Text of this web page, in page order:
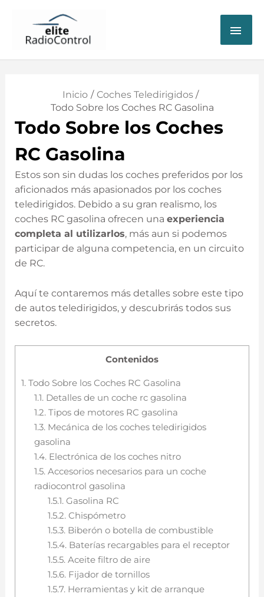
Inicio
Coches Teledirigidos
Todo Sobre los Coches RC Gasolina
Todo Sobre los Coches
RC Gasolina
Estos son sin dudas los coches preferidos por los
aficionados más apasionados por los coches
teledirigidos. Debido a su gran realismo, los
coches RC gasolina ofrecen una experiencia
completa al utilizarlos, más aun si podemos
participar de alguna competencia, en un circuito
de RC.
Aquí te contaremos más detalles sobre este tipo
de autos teledirigidos, y descubrirás todos sus
secretos.
Contenidos
1. Todo Sobre los Coches RC Gasolina
1.1. Detalles de un coche rc gasolina
1.2. Tipos de motores RC gasolina
1.3. Mecánica de los coches teledirigidos
gasolina
1.4. Electrónica de los coches nitro
1.5. Accesorios necesarios para un coche
radiocontrol gasolina
1.5.1. Gasolina RC
1.5.2. Chispómetro
1.5.3. Biberón o botella de combustible
1.5.4. Baterías recargables para el receptor
1.5.5. Aceite filtro de aire
1.5.6. Fijador de tornillos
1.5.7. Herramientas y kit de arranque